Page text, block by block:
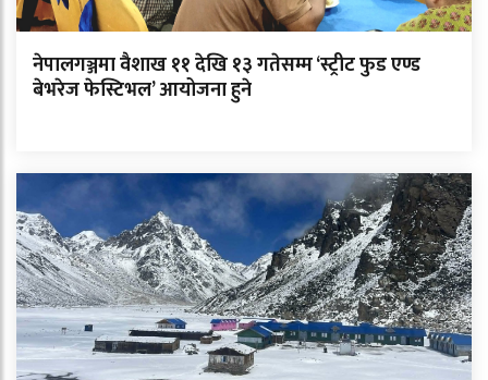
नेपालगञ्जमा वैशाख ११ देखि १३ गतेसम्म ‘स्ट्रीट फुड एण्ड
बेभरेज फेस्टिभल’ आयोजना हुने